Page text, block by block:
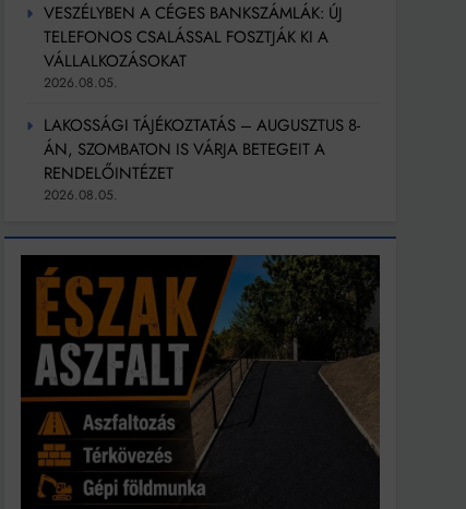
VESZÉLYBEN A CÉGES BANKSZÁMLÁK: ÚJ
TELEFONOS CSALÁSSAL FOSZTJÁK KI A
VÁLLALKOZÁSOKAT
2026.08.05.
LAKOSSÁGI TÁJÉKOZTATÁS – AUGUSZTUS 8-
ÁN, SZOMBATON IS VÁRJA BETEGEIT A
RENDELŐINTÉZET
2026.08.05.